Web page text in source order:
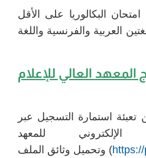
البكالوريا على الأقل
في اللغتين العربية والفرنسية واللغة
المعهد العالي للإعلام
استمارة التسجيل عبر
الإلكتروني للمعهد
) وتحميل وثائق الملف